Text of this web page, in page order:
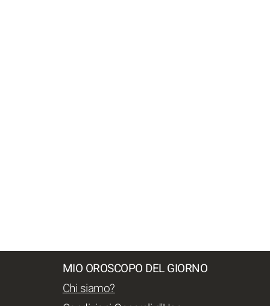
MIO OROSCOPO DEL GIORNO
Chi siamo?